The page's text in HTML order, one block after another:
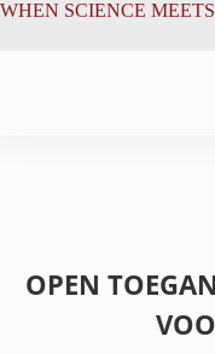
de
Ga
WHEN SCIENCE
OPEN